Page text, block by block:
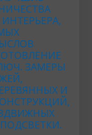
ЗАМЕРЫ
И